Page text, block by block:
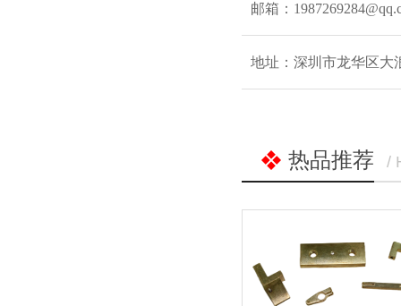
邮箱：
地址：深圳市龙华区大
热品推荐 /